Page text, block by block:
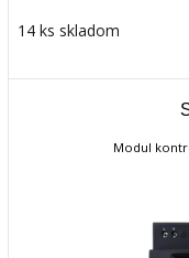
14 ks skladom
Modul